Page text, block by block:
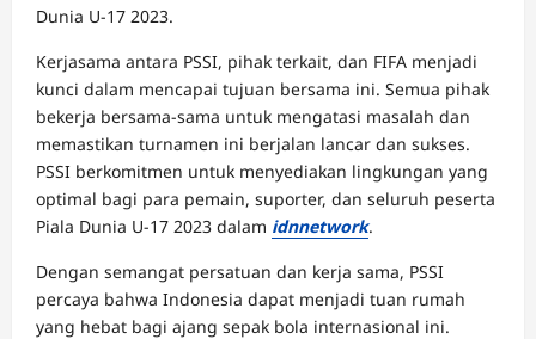
Dunia U-17 2023.
Kerjasama antara PSSI, pihak terkait, dan FIFA menjadi
kunci dalam mencapai tujuan bersama ini. Semua pihak
bekerja bersama-sama untuk mengatasi masalah dan
memastikan turnamen ini berjalan lancar dan sukses.
PSSI berkomitmen untuk menyediakan lingkungan yang
optimal bagi para pemain, suporter, dan seluruh peserta
Piala Dunia U-17 2023 dalam idnnetwork.
Dengan semangat persatuan dan kerja sama, PSSI
percaya bahwa Indonesia dapat menjadi tuan rumah
yang hebat bagi ajang sepak bola internasional ini.